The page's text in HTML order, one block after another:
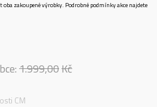
zakoupené výrobky. Podrobné podmínky akce najdete
1.999,00Kč
CM